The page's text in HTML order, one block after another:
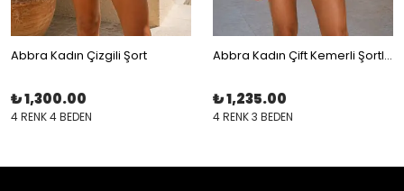
Abbra Kadın Çizgili Şort
₺ 1,300.00
4 RENK 4 BEDEN
Abbra Kadın Çift Kemerli Şortlu Etek
₺ 1,235.00
4 RENK 3 BEDEN